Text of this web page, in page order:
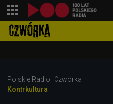
Polskie Radio
Czwórka
Kontrkultura